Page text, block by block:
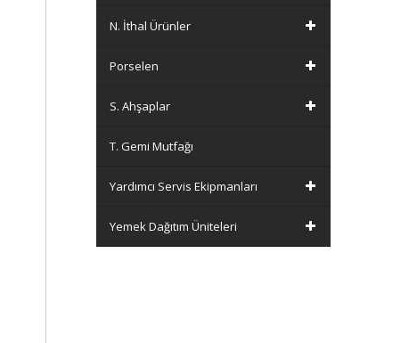
N. İthal Ürünler
Porselen
S. Ahşaplar
T. Gemi Mutfağı
Yardımcı Servis Ekipmanları
Yemek Dağıtım Üniteleri